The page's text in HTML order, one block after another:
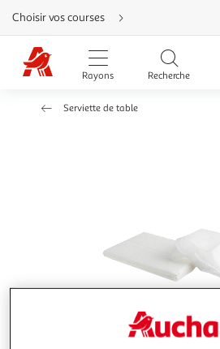
Aller
directement
au
contenu
Aller
directement
Aller
Choisir vos courses
Rayons Recherche
Serviette de table